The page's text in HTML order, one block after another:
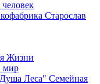
Старослав
Жизни
мир
Семейная